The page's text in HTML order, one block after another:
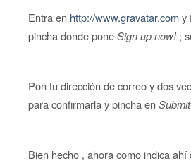
Entra en http://www.gravatar.comy
pincha donde poneSign up now! ;
Pon tu dirección de correo y dos
para confirmarla y pincha en Submit
Bien hecho , ahora como indica